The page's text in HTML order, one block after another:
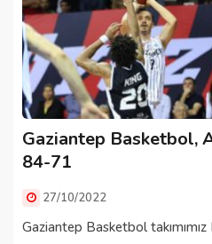
Gaziantep Basketbol,
84-71
27/10/2022
Gaziantep Basketbol